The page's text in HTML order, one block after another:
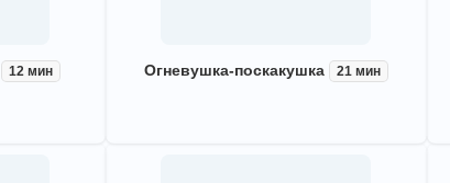
12 мин Огневушка-поскакушка 21 мин